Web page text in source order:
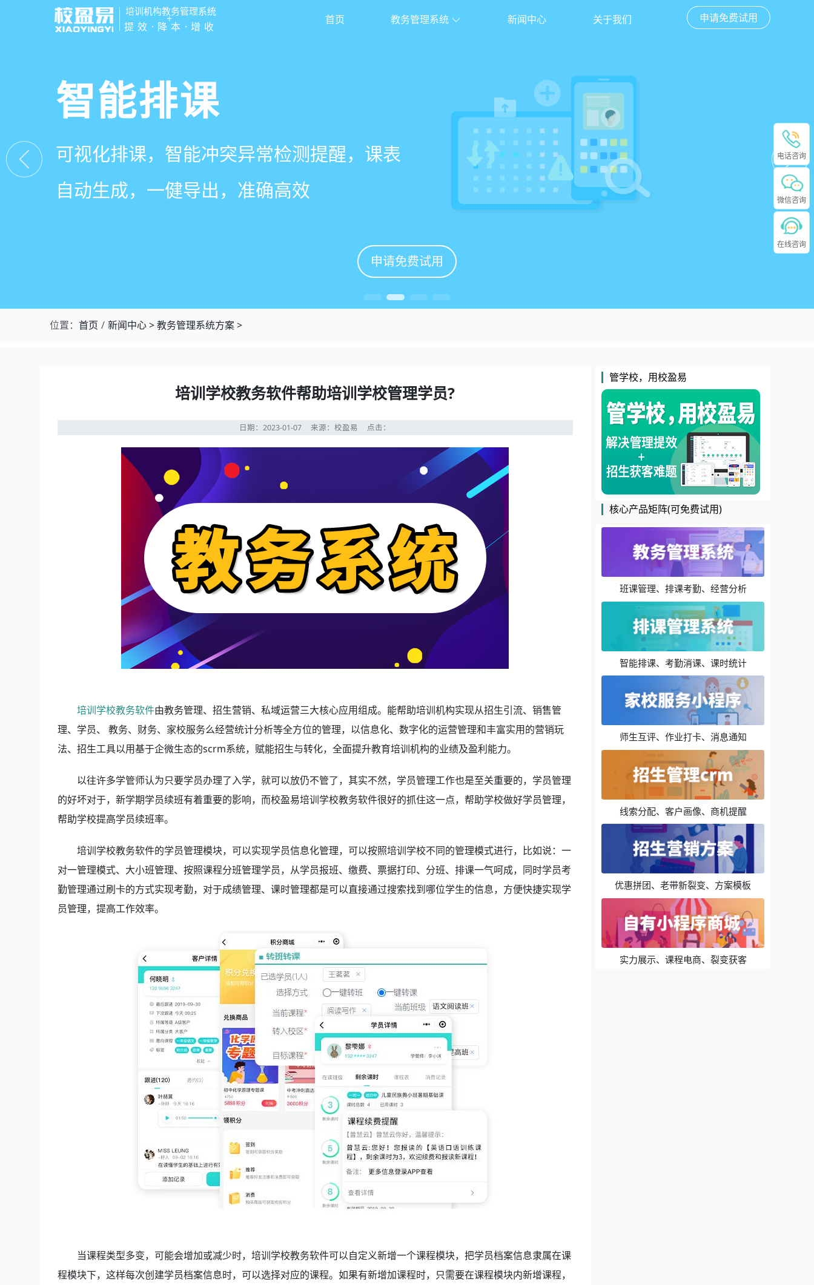
培训机构教务管理系统
+
提效·降本·增收
首页 教务管理系统 新闻中心 关于我们 申请免费试用
管学校，用校盈易
培训机构教务管理系统
有效提升运营管理效率45%
申请免费试用
智能排课
可视化排课，智能冲突异常检测提醒，课表
自动生成，一健导出，准确高效
申请免费试用
课时统计
学员签到同步扣减课时，老师带课量自动统
计、汇总，数据清晰可查免扯皮
申请免费试用
家校互动
一部手机链接教师、学员、家长，沟通互动
零距离，服务贴心铸口碑促续费
申请免费试用
位置： 首页 新闻中心>教务管理系统方案>
培训学校教务软件帮助培训学校管理学员?
日期：2023-01-07来源：校盈易 点击：
培训学校教务软件由教务管理、招生营销、私域运营三大核心应用组成。能帮助培训机构实现从招生引流、销售管
理、学员、 教务、财务、家校服务么经营统计分析等全方位的管理，以信息化、数字化的运营管理和丰富实用的营销玩
法、招生工具以用基于企微生态的scrm系统，赋能招生与转化，全面提升教育培训机构的业绩及盈利能力。
以往许多学管师认为只要学员办理了入学，就可以放仍不管了，其实不然，学员管理工作也是至关重要的，学员管理
的好坏对于，新学期学员续班有着重要的影响，而校盈易培训学校教务软件很好的抓住这一点，帮助学校做好学员管理，
帮助学校提高学员续班率。
培训学校教务软件的学员管理模块，可以实现学员信息化管理，可以按照培训学校不同的管理模式进行，比如说：一
对一管理模式、大小班管理、按照课程分班管理学员，从学员报班、缴费、票据打印、分班、排课一气呵成，同时学员考
勤管理通过刷卡的方式实现考勤，对于成绩管理、课时管理都是可以直接通过搜索找到哪位学生的信息，方便快捷实现学
员管理，提高工作效率。
当课程类型多变，可能会增加或减少时，培训学校教务软件可以自定义新增一个课程模块，把学员档案信息隶属在课
程模块下，这样每次创建学员档案信息时，可以选择对应的课程。如果有新增加课程时，只需要在课程模块内新增课程，
管学校，用校盈易
核心产品矩阵(可免费试用)
班课管理、排课考勤、经营分析
智能排课、考勤消课、课时统计
师生互评、作业打卡、消息通知
线索分配、客户画像、商机提醒
优惠拼团、老带新裂变、方案模板
实力展示、课程电商、裂变获客
电话咨询
微信咨询
在线咨询